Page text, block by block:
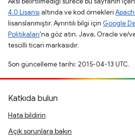
4.0 Lisansı altında ve kod örnekleri
lisanslanmıştır. Ayrıntılı bilgi için Google
Politikaları'na göz atın. Java, Oracle ve/
tescilli ticari markasıdır.
Son güncelleme tarihi: 2015-04-13 UTC.
Katkıda bulun
Hata bildirin
Açık sorunlara bakın